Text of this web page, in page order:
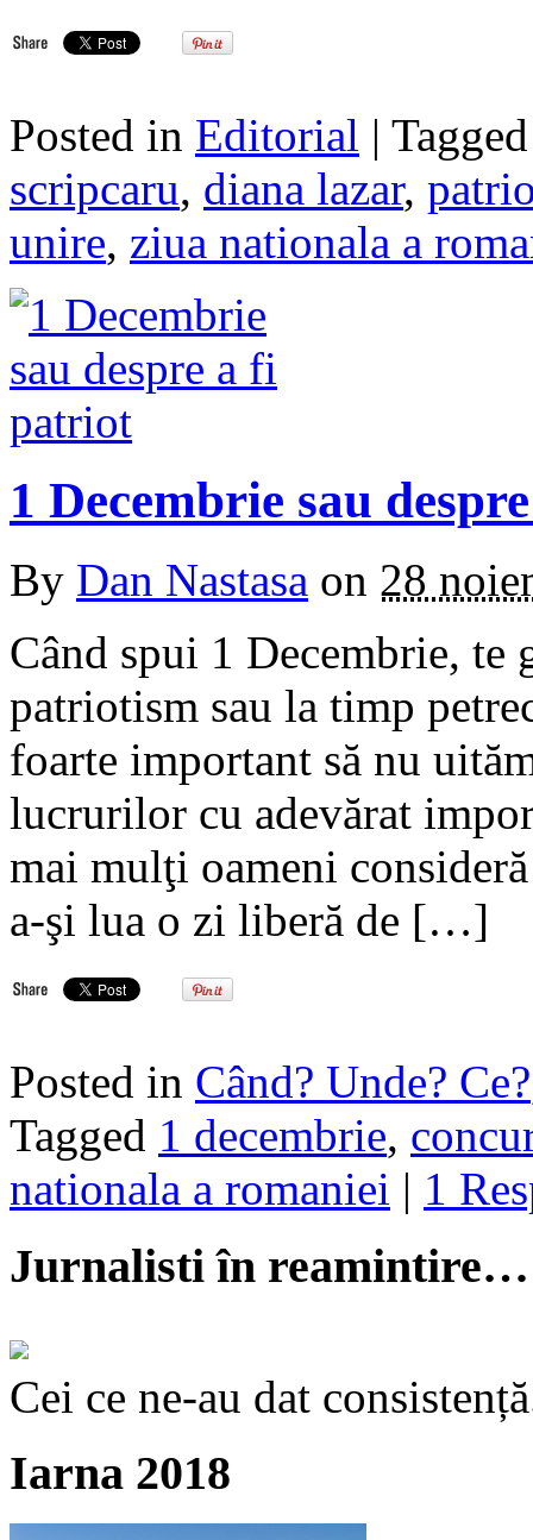
Posted in Editorial |
scripcaru, diana lazar,
unire, ziua nationala a
1 Decembrie sau
By Dan Nastasa on 28
Când spui 1 Decembrie, te
patriotism sau la timp
foarte important să nu
lucrurilor cu adevărat
mai mulţi oameni
a-şi lua o zi liberă de […]
Posted in Când? Unde? Ce?
Tagged 1 decembrie,
nationala a romaniei | 1
Jurnalisti în reamintire…
Cei ce ne-au dat
Iarna 2018